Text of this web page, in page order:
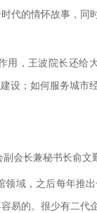
代的情怀故事，
用，王波院长还给
设；如何服务城市
会长兼秘书长俞文
领域，之后每年推
易的。很少有二